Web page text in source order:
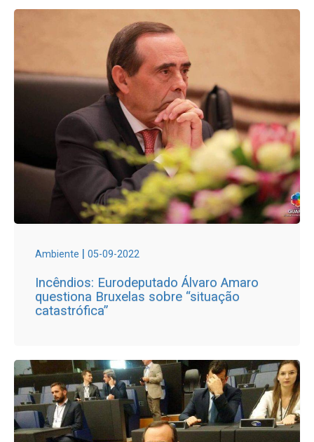
Ambiente | 05-09-2022
Incêndios: Eurodeputado Álvaro Amaro
questiona Bruxelas sobre “situação
catastrófica”